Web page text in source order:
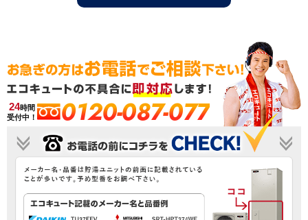
24時間
受付中！
0120-087-077